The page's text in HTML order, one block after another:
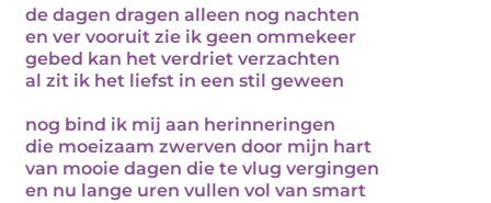
de dagen dragen alleen nog nachten
en ver vooruit zie ik geen ommekeer
gebed kan het verdriet verzachten
al zit ik het liefst in een stil geween
nog bind ik mij aan herinneringen
die moeizaam zwerven door mijn hart
van mooie dagen die te vlug vergingen
en nu lange uren vullen vol van smart